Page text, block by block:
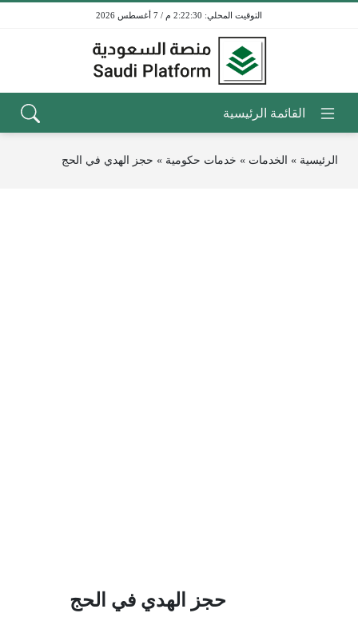
2:22:30 م / 7 أغسطس 2026
الرئيسية » الخدمات » خدمات حكومية » حجز الهدي في الحج
حجز الهدي في الحج